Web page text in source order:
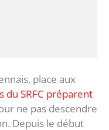
place aux
du SRFC préparent
ne pas descendre
Depuis le début